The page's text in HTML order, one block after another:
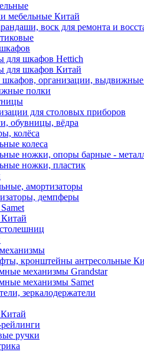
мебельные Китай
воск для ремонта и
для шкафов Hettich
для шкафов Китай
организации,
полки
для столовых приборов
обувницы, вёдра
колёса
колеса
ножки, опоры барные -
ножки, пластик
амортизаторы
демпферы
кронштейны антресольные
механизмы Grandstar
механизмы Samet
зеркалодержатели
ручки